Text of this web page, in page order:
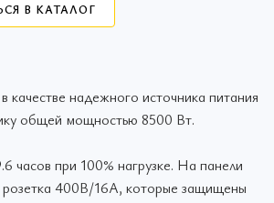
В КАТАЛОГ
надежного источника питания
общей мощностью 8500 Вт.
часов при 100% нагрузке. На панели
розетка 400В/16А, которые защищены